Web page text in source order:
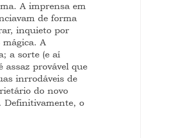
A imprensa em
de forma
inquieto por
A
a sorte (e aí
assaz provável que
inrrodáveis de
do novo
Definitivamente, o